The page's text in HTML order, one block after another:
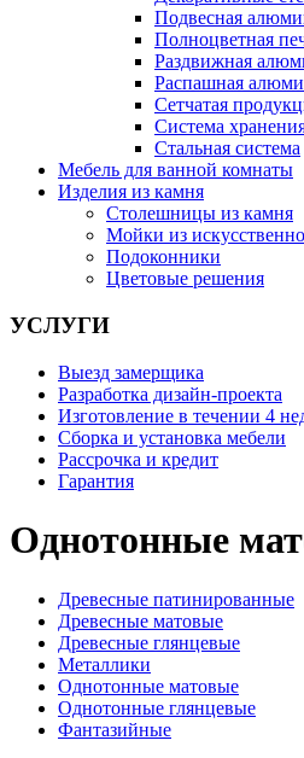
Подвесная
Полноцветная
Раздвижная
Распашная
Сетчатая
Система
Стальная система
Мебель для ванной комнаты
Изделия из камня
Столешницы из камня
Мойки из
Подоконники
Цветовые решения
УСЛУГИ
Выезд замерщика
Разработка дизайн-проекта
Изготовление в течении 4
Сборка и установка мебели
Рассрочка и кредит
Гарантия
Однотонные
Древесные патинированные
Древесные матовые
Древесные глянцевые
Металлики
Однотонные матовые
Однотонные глянцевые
Фантазийные